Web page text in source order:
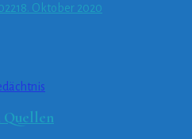
18. Oktober 2020
Quellen